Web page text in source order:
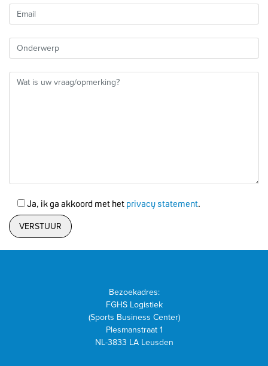
Ja, ik ga akkoord met het privacy statement.
Bezoekadres:
FGHS Logistiek
(Sports Business Center)
Plesmanstraat 1
NL-3833 LA Leusden